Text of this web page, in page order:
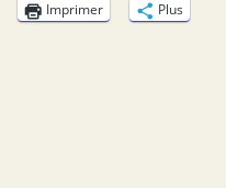
Imprimer Plus